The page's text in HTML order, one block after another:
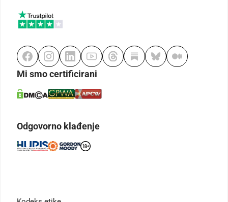
Mi smo certificirani
Odgovorno klađenje